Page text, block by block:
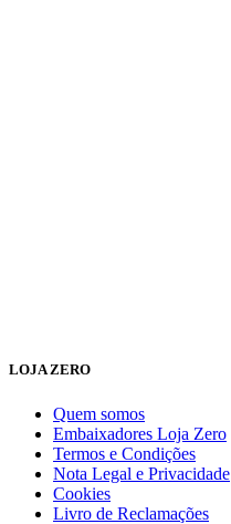
LOJA ZERO
Quem somos
Embaixadores Loja Zero
Termos e Condições
Nota Legal e Privacidade
Cookies
Livro de Reclamações